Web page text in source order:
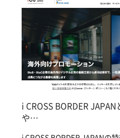
i CROSS BORDER
や…